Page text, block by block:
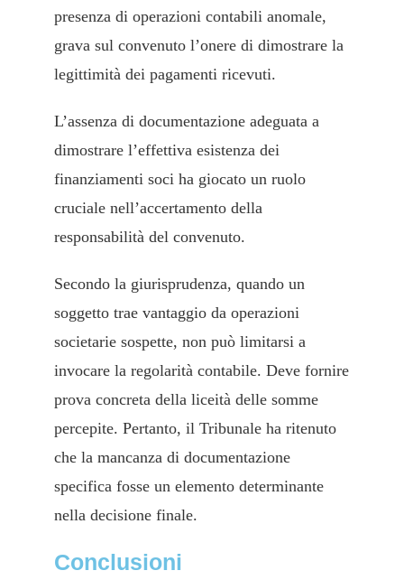
presenza di operazioni contabili anomale,
grava sul convenuto l’onere di dimostrare la
legittimità dei pagamenti ricevuti.
L’assenza di documentazione adeguata a
dimostrare l’effettiva esistenza dei
finanziamenti soci ha giocato un ruolo
cruciale nell’accertamento della
responsabilità del convenuto.
Secondo la giurisprudenza, quando un
soggetto trae vantaggio da operazioni
societarie sospette, non può limitarsi a
invocare la regolarità contabile. Deve fornire
prova concreta della liceità delle somme
percepite. Pertanto, il Tribunale ha ritenuto
che la mancanza di documentazione
specifica fosse un elemento determinante
nella decisione finale.
Conclusioni